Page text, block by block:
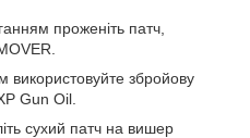
проженіть патч,
використовуйте збройову
Gun Oil.
сухий патч на вишер